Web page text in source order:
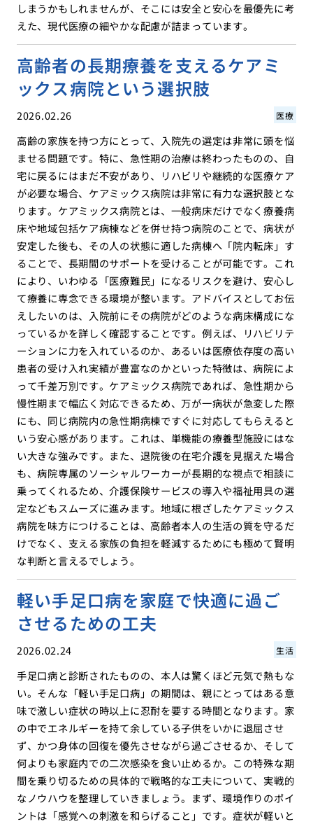
しまうかもしれませんが、そこには安全と安心を最優先に考
えた、現代医療の細やかな配慮が詰まっています。
高齢者の長期療養を支えるケアミ
ックス病院という選択肢
2026.02.26 医療
高齢の家族を持つ方にとって、入院先の選定は非常に頭を悩
ませる問題です。特に、急性期の治療は終わったものの、自
宅に戻るにはまだ不安があり、リハビリや継続的な医療ケア
が必要な場合、ケアミックス病院は非常に有力な選択肢とな
ります。ケアミックス病院とは、一般病床だけでなく療養病
床や地域包括ケア病棟などを併せ持つ病院のことで、病状が
安定した後も、その人の状態に適した病棟へ「院内転床」す
ることで、長期間のサポートを受けることが可能です。これ
により、いわゆる「医療難民」になるリスクを避け、安心し
て療養に専念できる環境が整います。アドバイスとしてお伝
えしたいのは、入院前にその病院がどのような病床構成にな
っているかを詳しく確認することです。例えば、リハビリテ
ーションに力を入れているのか、あるいは医療依存度の高い
患者の受け入れ実績が豊富なのかといった特徴は、病院によ
って千差万別です。ケアミックス病院であれば、急性期から
慢性期まで幅広く対応できるため、万が一病状が急変した際
にも、同じ病院内の急性期病棟ですぐに対応してもらえると
いう安心感があります。これは、単機能の療養型施設にはな
い大きな強みです。また、退院後の在宅介護を見据えた場合
も、病院専属のソーシャルワーカーが長期的な視点で相談に
乗ってくれるため、介護保険サービスの導入や福祉用具の選
定などもスムーズに進みます。地域に根ざしたケアミックス
病院を味方につけることは、高齢者本人の生活の質を守るだ
けでなく、支える家族の負担を軽減するためにも極めて賢明
な判断と言えるでしょう。
軽い手足口病を家庭で快適に過ご
させるための工夫
2026.02.24 生活
手足口病と診断されたものの、本人は驚くほど元気で熱もな
い。そんな「軽い手足口病」の期間は、親にとってはある意
味で激しい症状の時以上に忍耐を要する時間となります。家
の中でエネルギーを持て余している子供をいかに退屈させ
ず、かつ身体の回復を優先させながら過ごさせるか、そして
何よりも家庭内での二次感染を食い止めるか。この特殊な期
間を乗り切るための具体的で戦略的な工夫について、実戦的
なノウハウを整理していきましょう。まず、環境作りのポイ
ントは「感覚への刺激を和らげること」です。症状が軽いと